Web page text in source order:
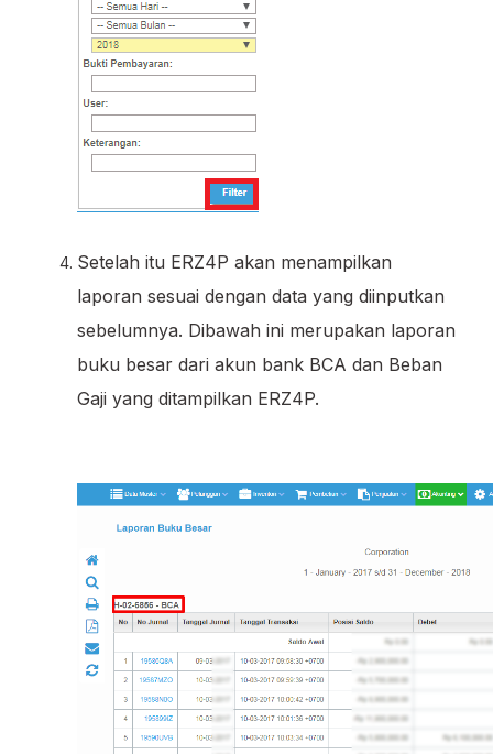
Setelah itu ERZ4P akan menampilkan
laporan sesuai dengan data yang diinputkan
sebelumnya. Dibawah ini merupakan laporan
buku besar dari akun bank BCA dan Beban
Gaji yang ditampilkan ERZ4P.